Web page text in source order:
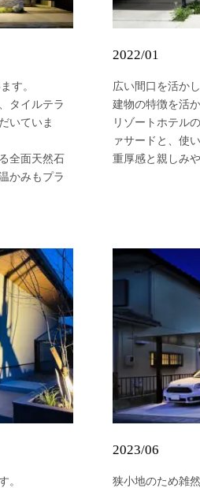
す。
タイルテラ
いていま
全面天然石
かみもプラ
2022/01
広い間口を活か
建物の特徴を活
リゾートホテル
ァサードと、使
重厚感と親しみ
。
2023/06
狭小地のため雑